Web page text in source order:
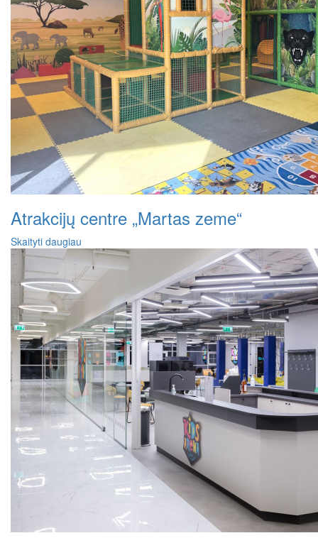
Atrakcijų centre „Martas zeme“
Skaityti daugiau